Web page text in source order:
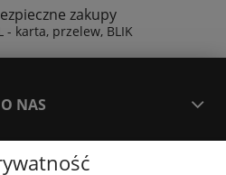
zakupy
- karta, przelew, BLIK
O NAS
I DOSTAWA